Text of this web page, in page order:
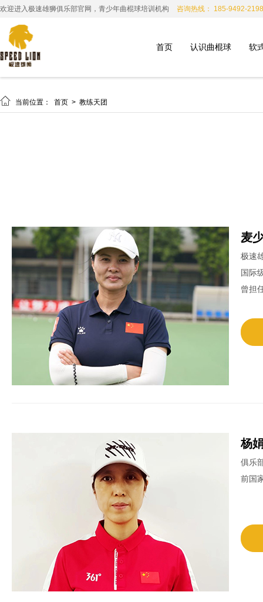
欢迎进入极速雄狮俱乐部官网，青少年曲棍球培训机构 咨询热线： 185-9492-2198
首页 认识曲棍球 软
 当前位置： 首页 > 教练天团
麦
极速
国际
曾担
杨
俱乐
前国